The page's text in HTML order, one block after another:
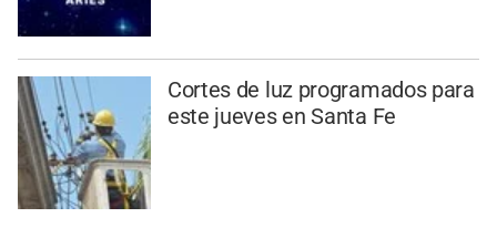
Cortes de luz programados para
este jueves en Santa Fe